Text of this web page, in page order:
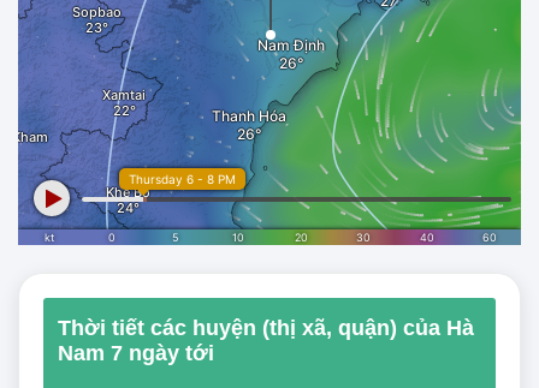
Thời tiết các huyện (thị xã, quận) của Hà
Nam 7 ngày tới